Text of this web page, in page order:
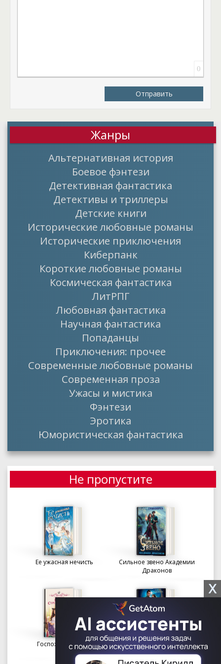
0
Отправить
Жанры
Альтернативная история
Боевое фэнтези
Детективная фантастика
Детективы и триллеры
Детские книги
Исторические любовные романы
Исторические приключения
Киберпанк
Короткие любовные романы
Космическая фантастика
ЛитРПГ
Любовная фантастика
Научная фантастика
Попаданцы
Приключения: прочее
Современные любовные романы
Современная проза
Ужасы и мистика
Фэнтези
Эротика
Юмористическая фантастика
Не пропустите
Ее ужасная нечисть
Сильное звено Академии
Драконов
Госпожа портниха
Осколки вечности в
Академии Судьбы
X